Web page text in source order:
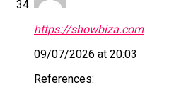
https://showbiza.com
09/07/2026 at 20:03
References: